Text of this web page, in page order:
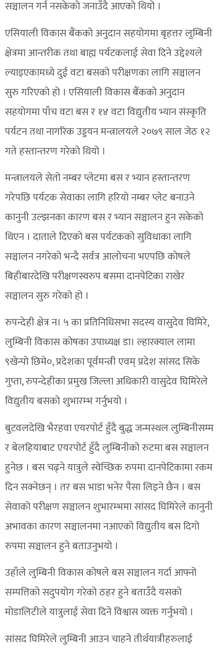
सञ्चालन गर्न नसकेको जनाउँदै आएको थियो ।
एसियाली विकास बैंकको अनुदान सहयोगमा बृहत्तर लुम्बिनी
क्षेत्रमा आन्तरीक तथा बाह्य पर्यटकलाई सेवा दिने उद्देश्यले
ल्याइएकामध्ये दुई वटा बसको परीक्षणका लागि सञ्चालन
सुरु गरिएको हो । एसियाली विकास बैंकको अनुदान
सहयोगमा पाँच वटा बस र १४ वटा विद्युतीय भ्यान संस्कृति
पर्यटन तथा नागरिक उड्डयन मन्त्रालयले २०७९ साल जेठ १२
गते हस्तान्तरण गरेको थियो ।
मन्त्रालयले सेतो नम्बर प्लेटमा बस र भ्यान हस्तान्तरण
गरेपछि पर्यटक सेवाका लागि हरियो नम्बर प्लेट बनाउने
कानुनी उल्झनका कारण बस र भ्यान सञ्चालन हुन सकेको
थिएन । दाताले दिएको बस पर्यटकको सुविधाका लागि
सञ्चालन नगरेको भन्दै सर्वत्र आलोचना भएपछि कोषले
बिहीबारदेखि परीक्षणस्वरुप बसमा दानपेटिका राखेर
सञ्चालन सुरु गरेको हो ।
रुपन्देही क्षेत्र न। ५ का प्रतिनिधिसभा सदस्य वासुदेव घिमिरे,
लुम्बिनी विकास कोषका उपाध्यक्ष डा। ल्हारक्याल लामा
९खेन्पो छिमे०, प्रदेशका पूर्वमन्त्री एवम् प्रदेश सांसद सिके
गुप्ता, रुपन्देहीका प्रमुख जिल्ला अधिकारी वासुदेव घिमिरेले
विद्युतीय बसको शुभारम्भ गर्नुभयो ।
बुटवलदेखि भैरहवा एयरपोर्ट हुँदै बुद्ध जन्मस्थल लुम्बिनीसम्म
र बेलहियाबाट एयरपोर्ट हुँदै लुम्बिनीको रुटमा बस सञ्चालन
हुनेछ । बस चढ्ने यात्रुले स्वेच्छिक रुपमा दानपेटिकामा रकम
दिन सक्नेछन् । तर बस भाडा भनेर पैसा लिइने छैन । बस
सेवाको परीक्षण सञ्चालन शुभारम्भमा सांसद घिमिरेले कानुनी
अभावका कारण सञ्चालनमा नआएको विद्युतीय बस दिगो
रुपमा सञ्चालन हुने बताउनुभयो ।
उहाँले लुम्बिनी विकास कोषले बस सञ्चालन गर्दा आफ्नो
सम्पत्तिको सदुपयोग गरेको ठहर हुने बताउँदै यसको
मोडालिटीले यात्रुलाई सेवा दिने विश्वास व्यक्त गर्नुभयो ।
सांसद घिमिरेले लुम्बिनी आउन चाहने तीर्थयात्रीहरुलाई